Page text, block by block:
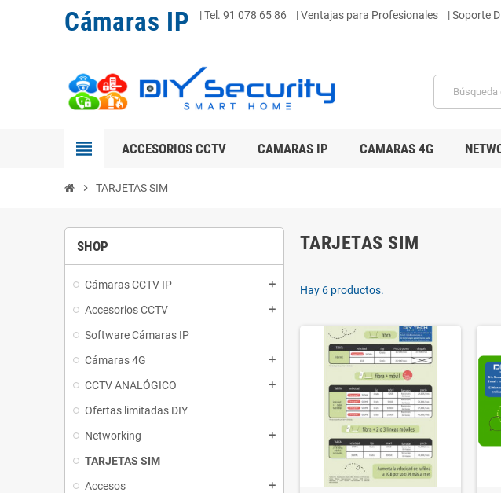
Cámaras IP |Tel. 91 078 65 86 | Ventajas para Profesionales | Soporte
view_headline ACCESORIOS CCTV CAMARAS IP CAMARAS 4G
chevron_right TARJETAS SIM
SHOP
Cámaras CCTV IP add
Accesorios CCTV add
Software Cámaras IP
Cámaras 4G
add
CCTV ANALÓGICO add
Ofertas limitadas DIY
Networking
add
TARJETAS SIM
Accesos
add
TARJETAS SIM
Hay 6 productos.